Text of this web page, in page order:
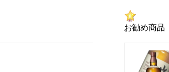
お勧め商品